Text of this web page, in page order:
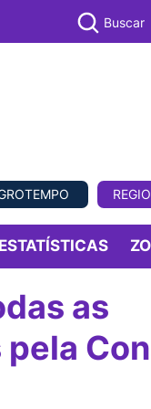
Buscar
ESTATÍSTICAS
as